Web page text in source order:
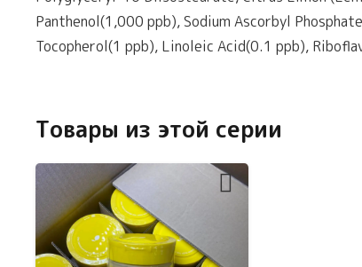
Panthenol(1,000 ppb), Sodium Ascorbyl
Tocopherol(1 ppb), Linoleic Acid(0.1 ppb),
Товары из этой серии